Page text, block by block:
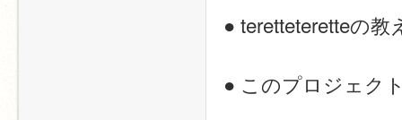
● teretteteretteの
● このプロジェク